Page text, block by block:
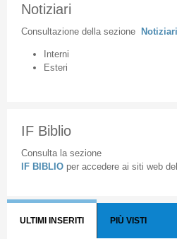
Notiziari
Consultazione della sezione Notiziari
Interni
Esteri
IF Biblio
Consulta la sezione
IF BIBLIO per accedere ai siti web
ULTIMI INSERITI PIÙ VISTI